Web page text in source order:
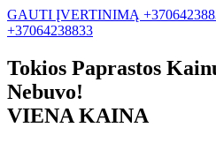
GAUTI ĮVERTINIMĄ
+37064238833
Tokios Paprastos
Nebuvo!
VIENA KAINA